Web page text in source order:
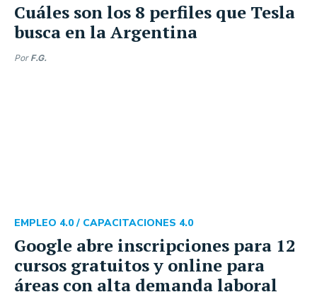
Cuáles son los 8 perfiles que Tesla
busca en la Argentina
Por F.G.
Google abre inscripciones para 12
cursos gratuitos y online para
áreas con alta demanda laboral
EMPLEO 4.0 / CAPACITACIONES 4.0